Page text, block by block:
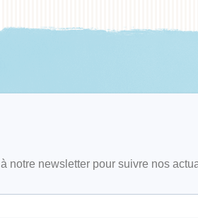
notre newsletter pour suivre nos